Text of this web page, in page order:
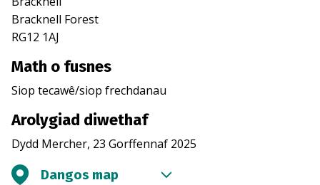
Bracknell Forest
RG12 1AJ
Math o fusnes
Siop tecawê/siop frechdanau
Arolygiad diwethaf
Dydd Mercher, 23 Gorffennaf 2025
Dangos map